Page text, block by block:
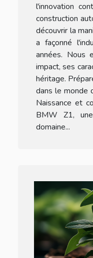
l'innovation
construction
découvrir la
a façonné
années. Nous
impact, ses
héritage.
dans le monde
Naissance et
BMW Z1,
domaine...